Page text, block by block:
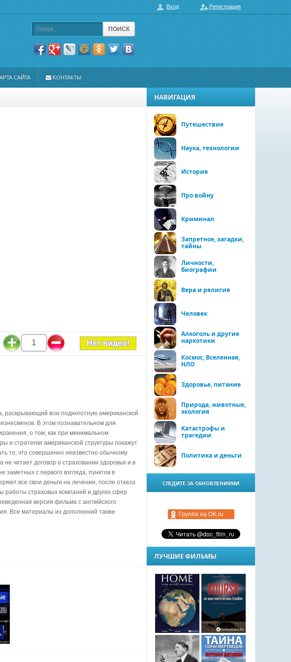
ПОИСК
Вход Регистрация
САЙТА КОНТАКТЫ
1 Нет видео!
всю подноготную американской
В этом познавательном для
о том, как при минимальном
и стратегии американской структуры покажут
то, что совершенно неизвестно обычному
читает договор о страховании здоровья и в
заметных с первого взгляда, пунктов в
все свои деньги на лечении, после отказа
работы страховых компаний и других сфер
версия фильма с английского
Все материалы из дополнений также
НАВИГАЦИЯ
Путешествие
Наука, технологии
История
Про войну
Криминал
Запретное, загадки,
тайны
Личности,
биографии
Вера и религия
Человек
Алкоголь и другие
наркотики
Космос, Вселенная,
НЛО
Здоровье, питание
Природа, животные,
экология
Катастрофы и
трагедии
Политика и деньги
СЛЕДИТЕ ЗА ОБНОВЛЕНИЯМИ
Группа на OK.ru
ЛУЧШИЕ ФИЛЬМЫ